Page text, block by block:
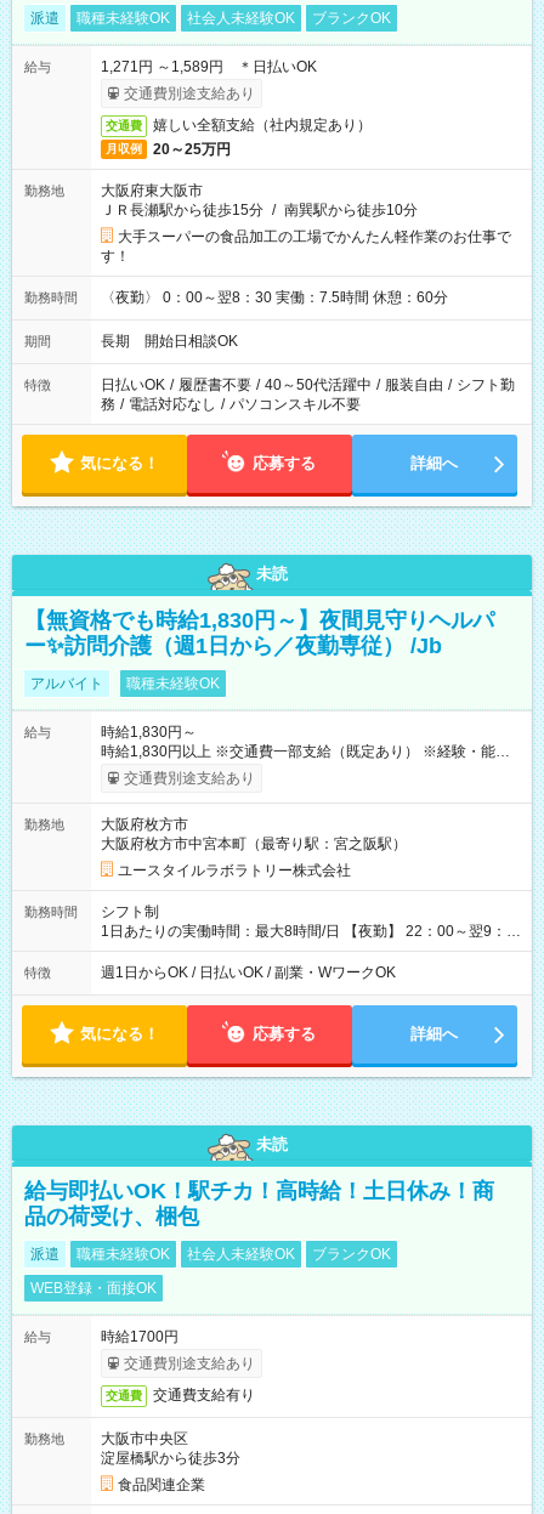
派遣 職種未経験OK 社会人未経験OK ブランクOK
給与
1,271円 ～1,589円 ＊日払いOK
交通費別途支給あり
交通費 嬉しい全額支給（社内規定あり）
月収例 20～25万円
勤務地
大阪府東大阪市
ＪＲ長瀬駅から徒歩15分 / 南巽駅から徒歩10分
大手スーパーの食品加工の工場でかんたん軽作業のお仕事で
す！
勤務時間 〈夜勤〉 0：00～翌8：30 実働：7.5時間 休憩：60分
期間 長期 開始日相談OK
特徴 日払いOK / 履歴書不要 / 40～50代活躍中 / 服装自由 / シフト勤
務 / 電話対応なし / パソコンスキル不要
気になる！ 応募する 詳細へ
未読
【無資格でも時給1,830円～】夜間見守りヘルパ
ー✨訪問介護（週1日から／夜勤専従） /Jb
アルバイト 職種未経験OK
給与
時給1,830円～
時給1,830円以上 ※交通費一部支給（既定あり） ※経験・能力を
考慮して決定します 【収入例】 週1回勤務の場合：1,830円×8時
間×4回=5万8,560円 週3回勤務の場合：1,830円×8時間×12回
月 ※ 雇用形態と給与に、本採用時と異なる部分があります。 雇
用形態：本採用時と同じです。 給与：時給 1,610円以上
交通費別途支給あり
勤務地
大阪府枚方市
大阪府枚方市中宮本町（最寄り駅：宮之阪駅）
ユースタイルラボラトリー株式会社
勤務時間
シフト制
1日あたりの実働時間：最大8時間/日 【夜勤】 22：00～翌9：
00 ※週1日～OK ／ 夜勤専従 ＊＊ 勤務時間例 ＊＊ ■22時か
ら翌7時 ■23時から翌8時 ■24時から翌9時 など ※上記の時間
ます。 ※曜日固定（毎週同じ曜日での勤務となります）
特徴 週1日からOK / 日払いOK / 副業・WワークOK
気になる！ 応募する 詳細へ
未読
給与即払いOK！駅チカ！高時給！土日休み！商
品の荷受け、梱包
派遣 職種未経験OK 社会人未経験OK
ブランクOK
WEB登録・面接OK
給与
時給1700円
交通費別途支給あり
交通費 交通費支給有り
勤務地
大阪市中央区
淀屋橋駅から徒歩3分
食品関連企業